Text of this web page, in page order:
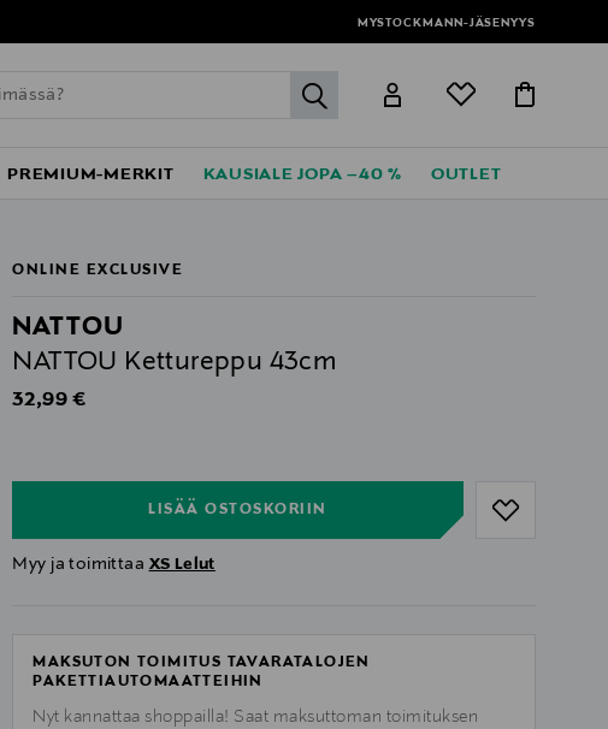
MYSTOCKMANN-JÄSENYYS
label.header.go
PREMIUM-MERKIT KAUSIALE JOPA –40 % OUTLET
ONLINE EXCLUSIVE
NATTOU
NATTOU Kettureppu 43cm
Original Price
32,99 €
LISÄÄ OSTOSKORIIN
Myy ja toimittaa XS Lelut
MAKSUTON TOIMITUS TAVARATALOJEN
PAKETTIAUTOMAATTEIHIN
Nyt kannattaa shoppailla! Saat maksuttoman toimituksen